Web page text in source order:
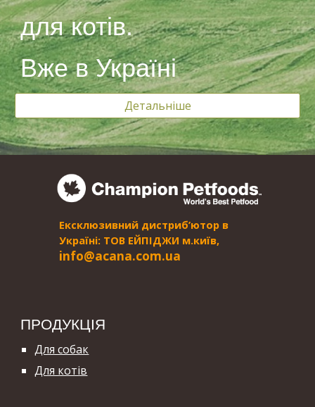
для котів.
Вже вУкраїні
Детальніше
Ексклюзивний дистриб’ютор в
Україні: ТОВ ЕЙПІДЖИ м.київ,
info@acana.com.ua
ПРОДУКЦІЯ
Для собак
Для котів